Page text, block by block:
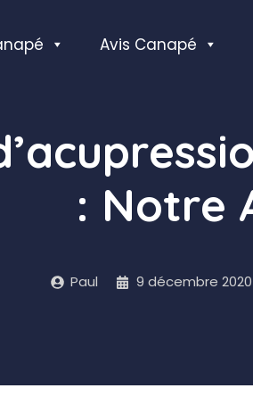
Avis Canapé
: Notre
Paul 9 décembre 2020